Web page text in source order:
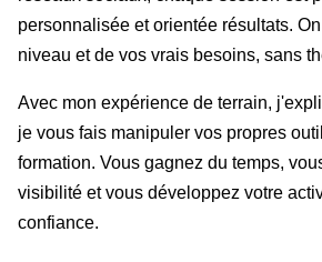
personnalisée et orientée résultats.
niveau et de vos vrais besoins, sans
Avec mon expérience de terrain,
je vous fais manipuler vos propres
formation. Vous gagnez du temps,
visibilité et vous développez votre
confiance.